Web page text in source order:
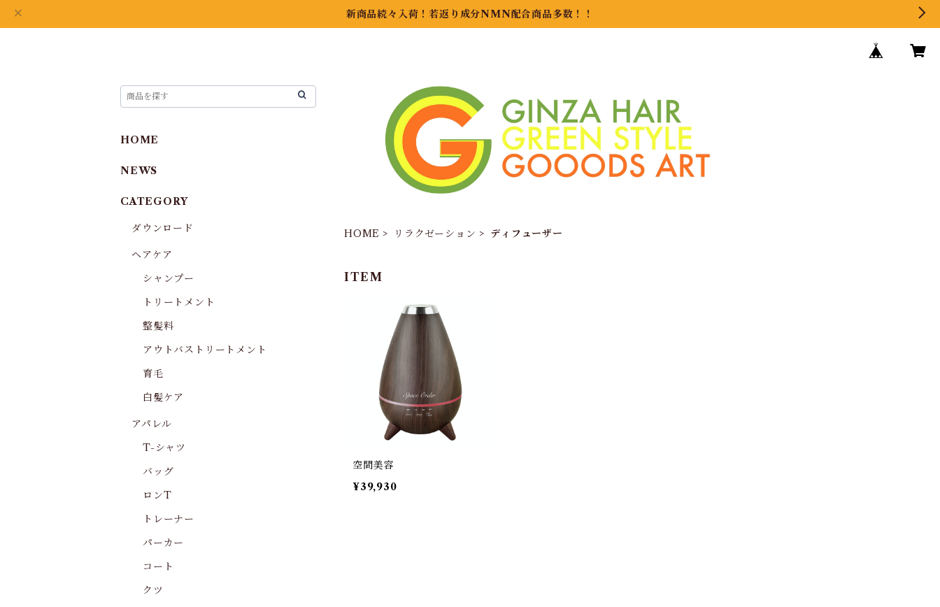
新商品続々入荷！若返り成分NMN配合商品多数！！
HOME リラクゼーション ディフューザー
ITEM
空間美容
¥39,930
HOME
NEWS
CATEGORY
ダウンロード
ヘアケア
シャンプー
トリートメント
整髪料
アウトバストリートメント
育毛
白髪ケア
アパレル
T-シャツ
バッグ
ロンT
トレーナー
パーカー
コート
クツ